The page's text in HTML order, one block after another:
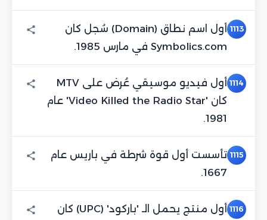
1113
أول اسم نطاق (Domain) سُجل كان
Symbolics.com في مارس 1985.
1114
أول فيديو موسيقي عُرض على MTV
كان 'Video Killed the Radio Star' عام
1981.
1115 تأسست أول قوة شرطة في باريس عام
1667.
1116
أول منتج يحمل الـ 'باركود' (UPC) كان